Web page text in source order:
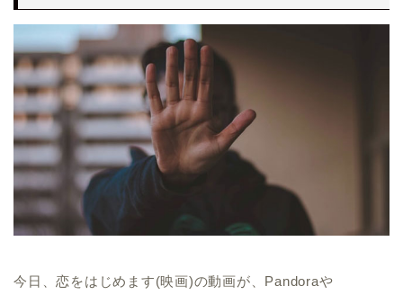
今日、恋をはじめます(映画)の動画が、Pandoraや